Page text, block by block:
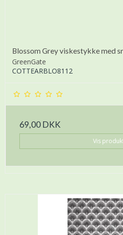
Blossom Grey viskestykke med
GreenGate
COTTEARBLO8112
69,00 DKK
Vis